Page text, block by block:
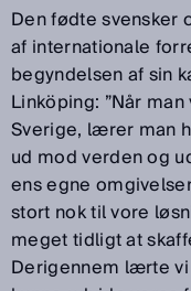
Den fødte
af internationale
begyndelsen af sin
Linköping: ”Når
Sverige, lærer man
ud mod verden og
ens egne
stort nok til vore
meget tidligt at
Derigennem lærte